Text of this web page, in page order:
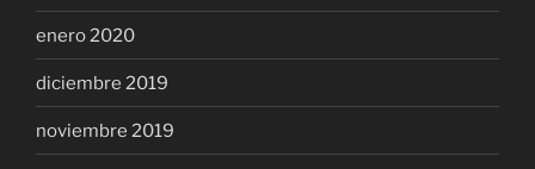
enero 2020
diciembre 2019
noviembre 2019